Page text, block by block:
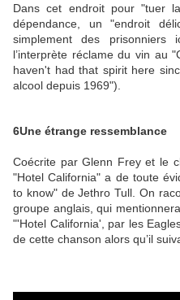
Dans cet endroit pour "tuer
dépendance, un "endroit
simplement des prisonniers
l’interprète réclame du vin au
haven't had that spirit here
alcool depuis 1969").
6Une étrange ressemblance
Coécrite par Glenn Frey et le
"Hotel California" a de toute
to know" de Jethro Tull. On
groupe anglais, qui
"'Hotel California', par les
de cette chanson alors qu’il